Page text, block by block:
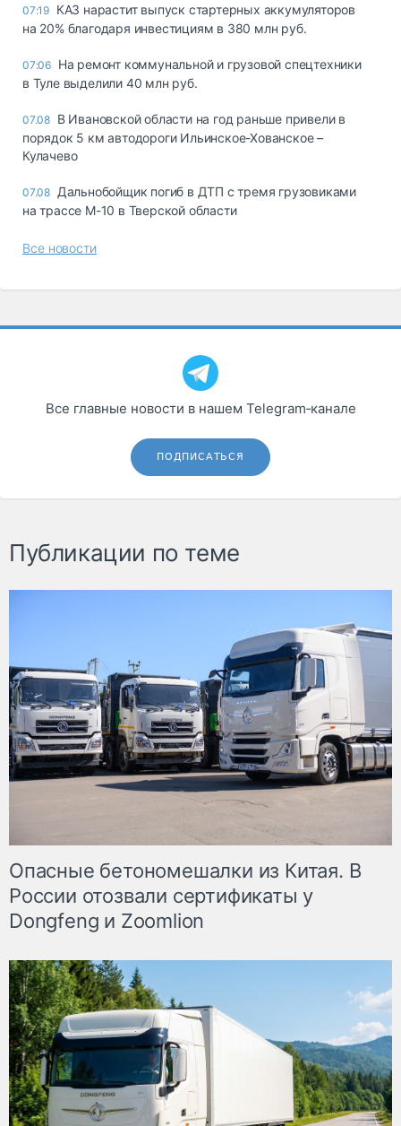
07:19 КАЗ нарастит выпуск стартерных аккумуляторов
на 20% благодаря инвестициям в 380 млн руб.
07:06 На ремонт коммунальной и грузовой спецтехники
в Туле выделили 40 млн руб.
07.08 В Ивановской области на год раньше привели в
порядок 5 км автодороги Ильинское-Хованское –
Кулачево
07.08 Дальнобойщик погиб в ДТП с тремя грузовиками
на трассе М-10 в Тверской области
Все новости
Все главные новости в нашем Telegram‑канале
ПОДПИСАТЬСЯ
Публикации по теме
Опасные бетономешалки из Китая. В
России отозвали сертификаты у
Dongfeng и Zoomlion